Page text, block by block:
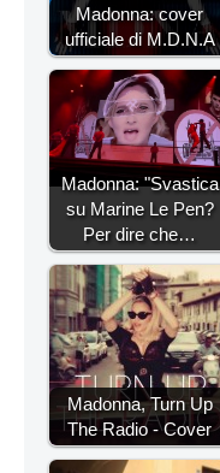
Madonna: cover
ufficiale di M.D.N.A
Madonna: "Svastica
su Marine Le Pen?
Per dire che…
Madonna, Turn Up
The Radio - Cover